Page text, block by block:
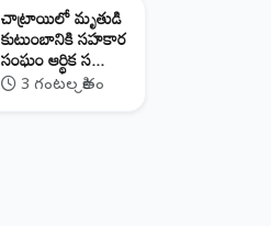
చాట్రాయిలో మృతుడి
కుటుంబానికి సహకార
సంఘం ఆర్థిక స...
3 గంటల క్రితం